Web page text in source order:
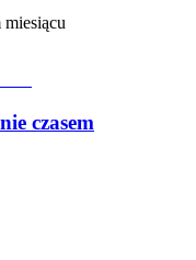
czasem